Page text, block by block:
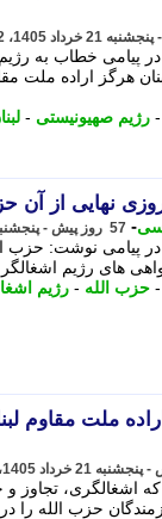
پیامی خطاب به رژیم
هرگز اراده ملت
- رژیم صهیونیستی -
نهایی از آن
- 57 روز پیش - پنجشنبه 21 خرداد 1405، 20:00
پیامی نوشت: حزب
های رژیم
- حزب الله - رژیم
ملت مقاوم
که اشغالگری، تجاوز
حزب الله را